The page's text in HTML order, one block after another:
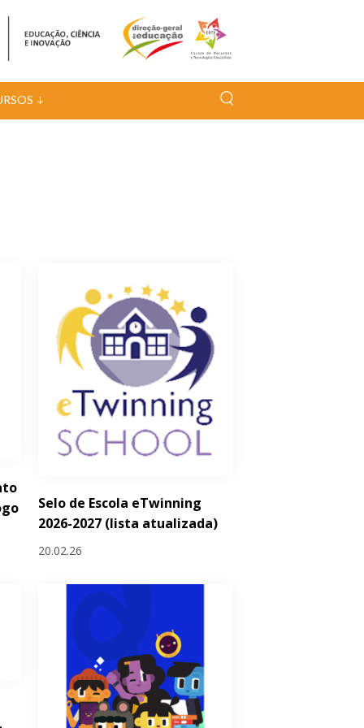
Selo de Escola eTwinning
2026-2027 (lista atualizada)
20.02.26